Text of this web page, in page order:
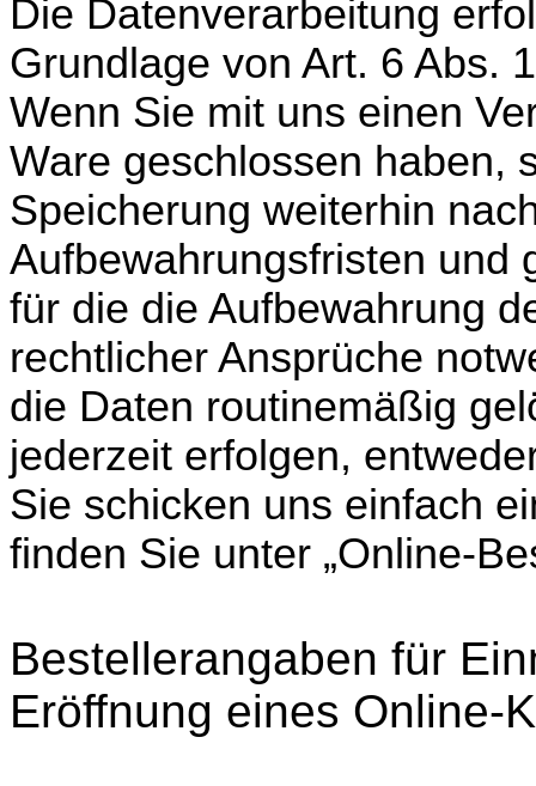
Die Datenverarbeitung
Grundlage von Art. 6 Abs.
Wenn Sie mit uns einen
Ware geschlossen haben,
Speicherung weiterhin
Aufbewahrungsfristen und
für die die Aufbewahrung
rechtlicher Ansprüche
die Daten routinemäßig
jederzeit erfolgen,
Sie schicken uns einfach
finden Sie unter „Online-
Bestellerangaben für
Eröffnung eines Online-